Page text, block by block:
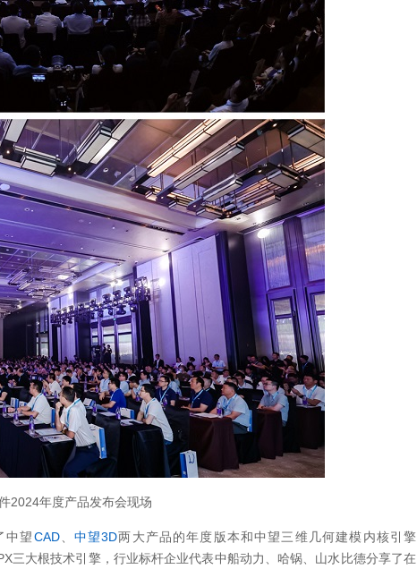
2024年度产品发布会现场
中望CAD、 中望3D两大产品的年度版本和中望三维几何建模内核引擎
三大根技术引擎，行业标杆企业代表中船动力、哈锅、山水比德分享了在